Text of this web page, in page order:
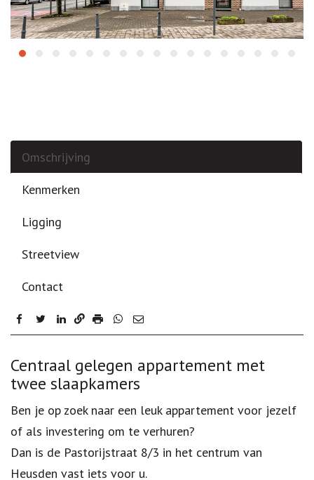
Omschrijving
Kenmerken
Ligging
Streetview
Contact
facebook
twitterlinkedin
Omschrijving
Centraal gelegen appartement met
twee slaapkamers
Ben je op zoek naar een leuk appartement voor jezelf
of als investering om te verhuren?
Dan is de Pastorijstraat 8/3 in het centrum van
Heusden vast iets voor u.